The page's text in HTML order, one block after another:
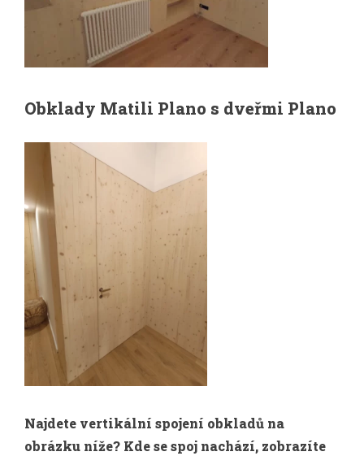
Obklady Matili Plano s dveřmi Plano
Najdete vertikální spojení obkladů na
obrázku níže? Kde se spoj nachází, zobrazíte